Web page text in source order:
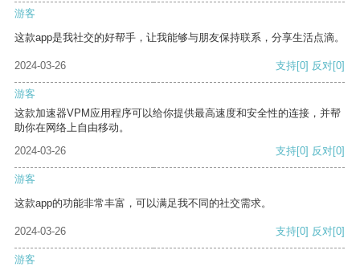
游客
这款app是我社交的好帮手，让我能够与朋友保持联系，分享生活点滴。
2024-03-26 支持[0] 反对[0]
游客
这款加速器VPM应用程序可以给你提供最高速度和安全性的连接，并帮
助你在网络上自由移动。
2024-03-26
支持[0] 反对[0]
游客
这款app的功能非常丰富，可以满足我不同的社交需求。
2024-03-26 支持[0] 反对[0]
游客